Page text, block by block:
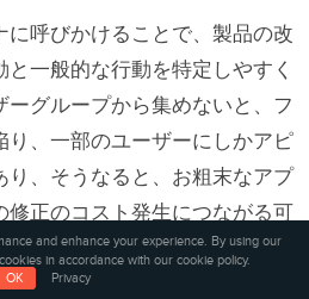
呼びかけることで、製品の改
一般的な行動を特定しやすく
ーグループから集めないと、フ
り、一部のユーザーにしかアピ
り、そうなると、お粗末なアプ
修正のコスト発生につながる可
ン・開発段階で正しく理解する
ざまなタイプのユーザーを集め
and enhance your experience. By using our
in accordance with our cookie policy.
OK
Privacy